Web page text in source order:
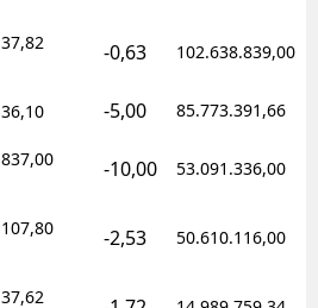
37,82 -0,63 102.638.839,00
36,10 -5,00 85.773.391,66
837,00 -10,00 53.091.336,00
107,80 -2,53 50.610.116,00
37,62